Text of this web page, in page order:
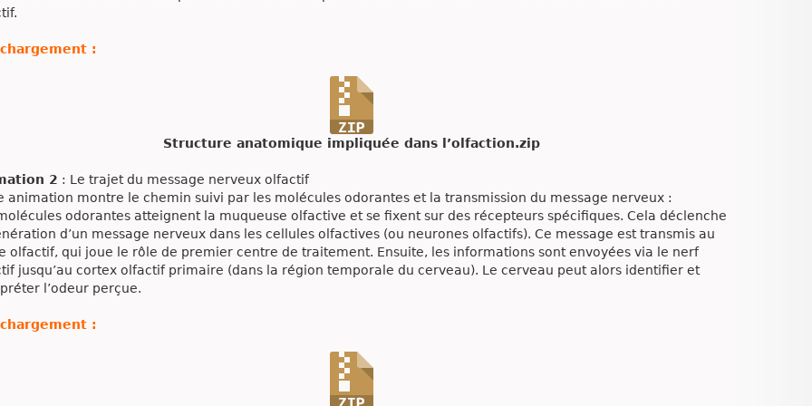
:
Structure anatomique impliquée dans l’olfaction.zip
2 : Le trajet du message nerveux olfactif
animation montre le chemin suivi par les molécules odorantes et la transmission du message nerveux :
odorantes atteignent la muqueuse olfactive et se fixent sur des récepteurs spécifiques. Cela déclenche
d’un message nerveux dans les cellules olfactives (ou neurones olfactifs). Ce message est transmis au
olfactif, qui joue le rôle de premier centre de traitement. Ensuite, les informations sont envoyées via le nerf
jusqu’au cortex olfactif primaire (dans la région temporale du cerveau). Le cerveau peut alors identifier et
l’odeur perçue.
: